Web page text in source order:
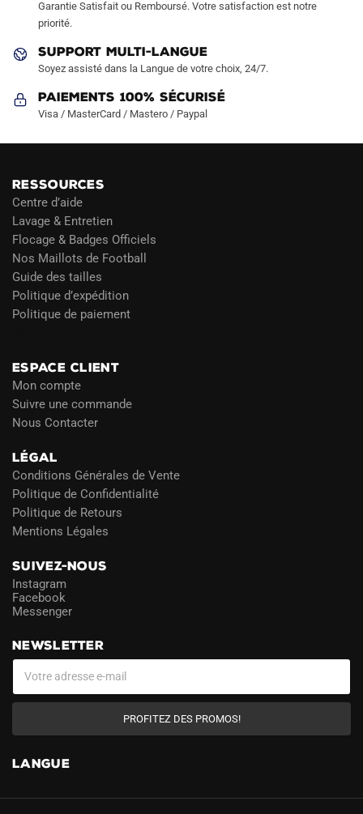
page
produit
Garantie Satisfait ou Remboursé. Votre satisfaction est notre
priorité.
SUPPORT MULTI-LANGUE
Soyez assisté dans la Langue de votre choix, 24/7.
Paiements 100% Sécurisé
Visa / MasterCard / Mastero / Paypal
RESSOURCES
Centre d’aide
Lavage & Entretien
Flocage & Badges Officiels
Nos Maillots de Football
Guide des tailles
Politique d’expédition
Politique de paiement
ESPACE CLIENT
Mon compte
Suivre une commande
Nous Contacter
LÉGAL
Conditions Générales de Vente
Politique de Confidentialité
Politique de Retours
Mentions Légales
SUIVEZ-NOUS
Instagram
Facebook
Messenger
NEWSLETTER
PROFITEZ DES PROMOS!
LANGUE